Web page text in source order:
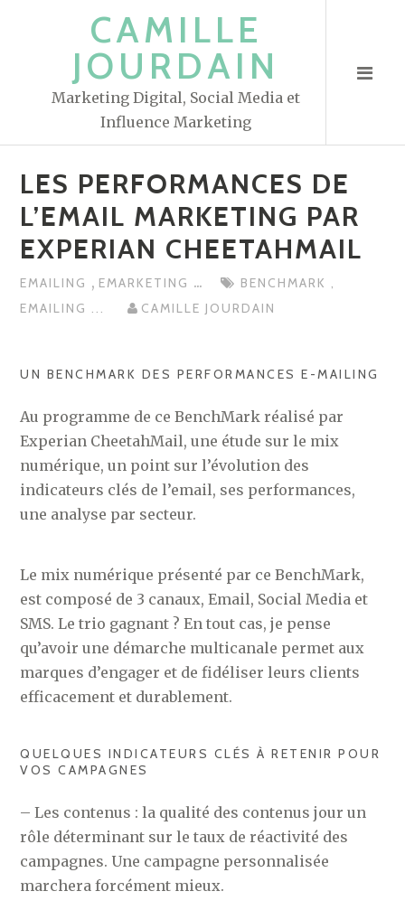
CAMILLE
JOURDAIN
Marketing Digital, Social Media et
Influence Marketing
LES PERFORMANCES DE
L’EMAIL MARKETING PAR
EMAILING , EMARKETING ... BENCHMARK ,
EMAILING ... CAMILLE JOURDAIN
UN BENCHMARK DES PERFORMANCES E-MAILING
Au programme de ce BenchMark réalisé par
Experian CheetahMail, une étude sur le mix
numérique, un point sur l’évolution des
indicateurs clés de l’email, ses performances,
une analyse par secteur.
Le mix numérique présenté par ce BenchMark,
est composé de 3 canaux, Email, Social Media et
SMS. Le trio gagnant ? En tout cas, je pense
qu’avoir une démarche multicanale permet aux
marques d’engager et de fidéliser leurs clients
efficacement et durablement.
QUELQUES INDICATEURS CLÉS À RETENIR POUR
VOS CAMPAGNES
– Les contenus : la qualité des contenus jour un
rôle déterminant sur le taux de réactivité des
campagnes. Une campagne personnalisée
marchera forcément mieux.